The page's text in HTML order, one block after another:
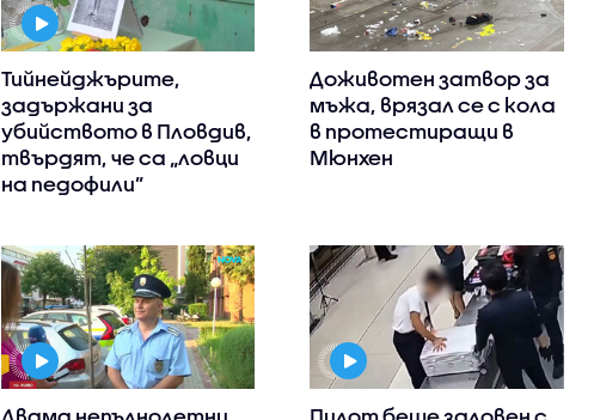
Тийнейджърите,
задържани за
убийството в Пловдив,
твърдят, че са „ловци
на педофили”
Доживотен затвор за
мъжа, врязал се с кола
в протестиращи в
Мюнхен